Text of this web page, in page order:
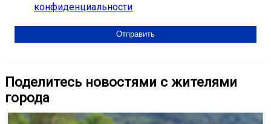
конфиденциальности
Поделитесь новостями с жителями
города